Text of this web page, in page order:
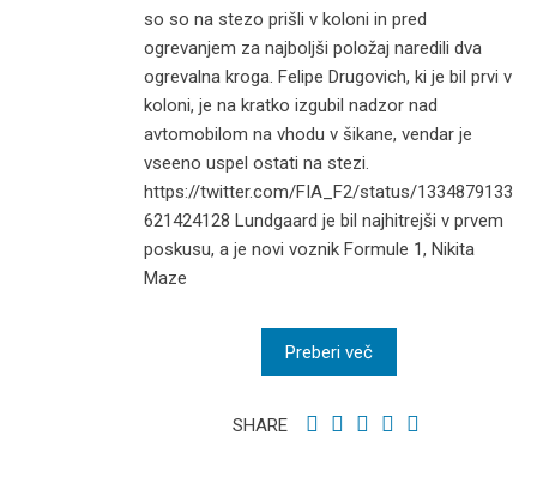
so so na stezo prišli v koloni in pred
ogrevanjem za najboljši položaj naredili dva
ogrevalna kroga. Felipe Drugovich, ki je bil prvi v
koloni, je na kratko izgubil nadzor nad
avtomobilom na vhodu v šikane, vendar je
vseeno uspel ostati na stezi.
https://twitter.com/FIA_F2/status/1334879133
621424128 Lundgaard je bil najhitrejši v prvem
poskusu, a je novi voznik Formule 1, Nikita
Maze
Preberi več
SHARE